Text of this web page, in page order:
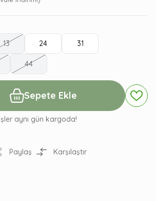
13 24 31
44
Sepete Ekle
aynı gün kargoda!
Paylaş Karşılaştır